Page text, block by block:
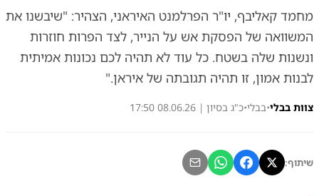
מחמד קאליבף, יו"ר הפרלמנט האיראני, הצהיר: "שיבשנו את
המשוואה של הפסקת אש על הנייר, לצד הפרות חוזרות
ונשנות שלה בשטח. כל עוד לא תהיה לכם נכונות אמיתית
לבנות אמון, זו תהיה תגובתה של איראן."
צוות בבלי•בבלי•כ"ג בסיון | 08.06.26 17:50
שיתוף: